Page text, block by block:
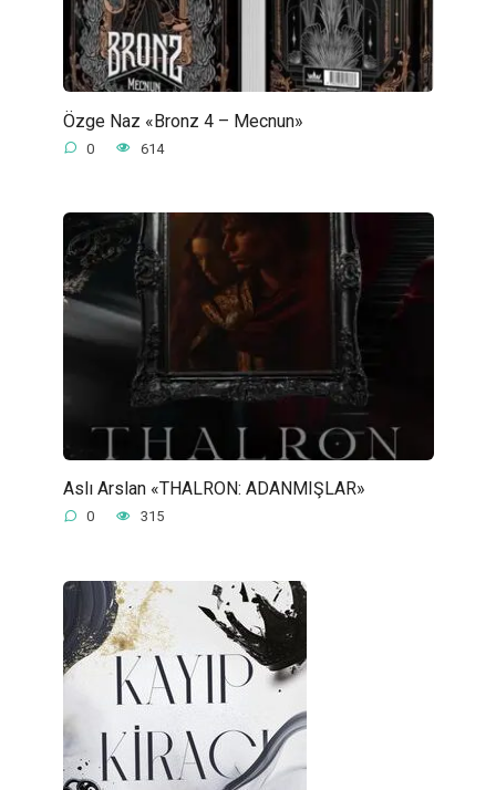
Özge Naz «Bronz 4 – Mecnun»
0 614
Aslı Arslan «THALRON: ADANMIŞLAR»
0 315